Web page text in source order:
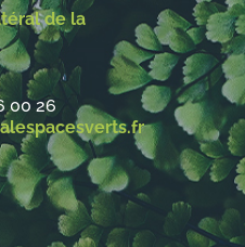
de la
00 26